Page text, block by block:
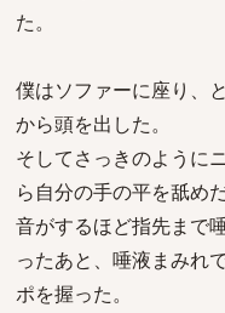
た。
僕はソファーに座り、
から頭を出した。
そしてさっきのように
ら自分の手の平を舐め
音がするほど指先まで
ったあと、唾液まみれ
ポを握った。